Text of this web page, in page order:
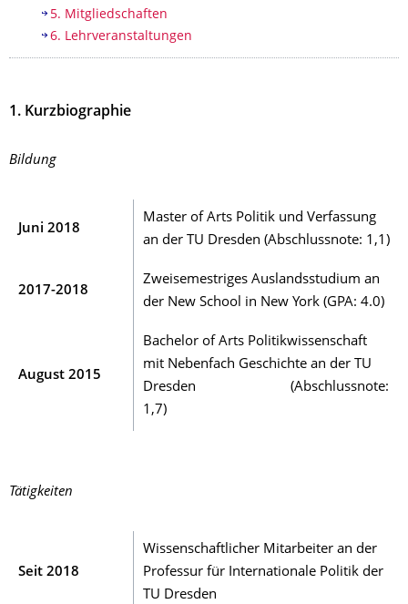
5. Mitgliedschaften
6. Lehrveranstaltungen
1. Kurzbiographie
Bildung
Juni 2018
Master of Arts Politik und Verfassung
an der TU Dresden (Abschlussnote: 1,1)
2017-2018
Zweisemestriges Auslandsstudium an
der New School in New York (GPA: 4.0)
August 2015
Bachelor of Arts Politikwissenschaft
mit Nebenfach Geschichte an der TU
Dresden (Abschlussnote:
1,7)
Tätigkeiten
Seit 2018
Wissenschaftlicher Mitarbeiter an der
Professur für Internationale Politik der
TU Dresden